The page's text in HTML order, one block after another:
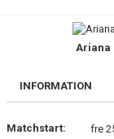
BILDGALLERI
Ariana
INFORMATION
Matchstart:
fre